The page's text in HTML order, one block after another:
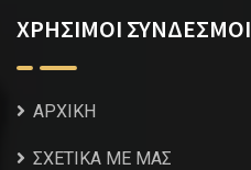
ΧΡΗΣΙΜΟΙ ΣΥΝΔΕΣΜΟΙ
ΑΡΧΙΚΗ
ΣΧΕΤΙΚΑ ΜΕ ΜΑΣ